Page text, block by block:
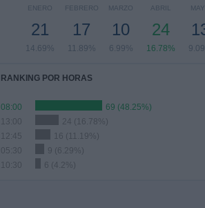
ENERO
21
14.69%
FEBRERO
17
11.89%
MARZO
10
6.99%
ABRIL
24
16.78%
RANKING POR HORAS
08:00
69 (48.25%)
13:00
24 (16.78%)
12:45
16 (11.19%)
05:30
9 (6.29%)
10:30
6 (4.2%)